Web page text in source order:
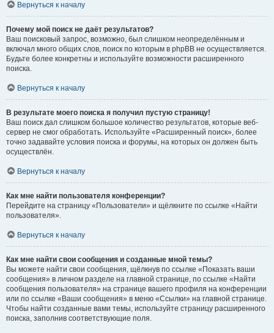
Вернуться к началу
Почему мой поиск не даёт результатов?
Ваш поисковый запрос, возможно, был слишком неопределённым и
включал много общих слов, поиск по которым в phpBB не осуществляется.
Будьте более конкретны и используйте возможности расширенного
поиска.
Вернуться к началу
В результате моего поиска я получил пустую страницу!
Ваш поиск дал слишком большое количество результатов, которые веб-
сервер не смог обработать. Используйте «Расширенный поиск», более
точно задавайте условия поиска и форумы, на которых он должен быть
осуществлён.
Вернуться к началу
Как мне найти пользователя конференции?
Перейдите на страницу «Пользователи» и щёлкните по ссылке «Найти
пользователя».
Вернуться к началу
Как мне найти свои сообщения и созданные мной темы?
Вы можете найти свои сообщения, щёлкнув по ссылке «Показать ваши
сообщения» в личном разделе на главной странице, по ссылке «Найти
сообщения пользователя» на странице вашего профиля на конференции
или по ссылке «Ваши сообщения» в меню «Ссылки» на главной странице.
Чтобы найти созданные вами темы, используйте страницу расширенного
поиска, заполнив соответствующие поля.